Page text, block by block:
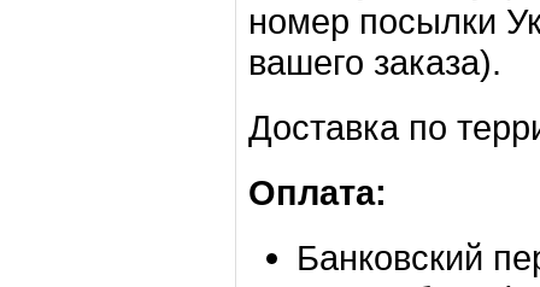
номер посылки
вашего заказа).
Доставка по
Оплата:
Банковский